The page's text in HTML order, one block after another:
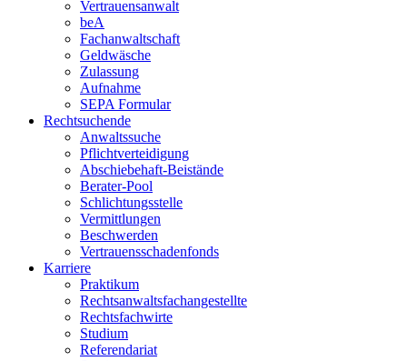
Vertrauensanwalt
beA
Fachanwaltschaft
Geldwäsche
Zulassung
Aufnahme
SEPA Formular
Rechtsuchende
Anwaltssuche
Pflichtverteidigung
Abschiebehaft-Beistände
Berater-Pool
Schlichtungsstelle
Vermittlungen
Beschwerden
Vertrauensschadenfonds
Karriere
Praktikum
Rechtsanwalts­fachangestellte
Rechtsfachwirte
Studium
Referendariat